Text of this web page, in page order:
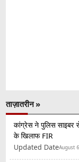
ताज़ातरीन »
कांग्रेस ने पुलिस साइबर
के खिलाफ FIR
Updated DateAugust